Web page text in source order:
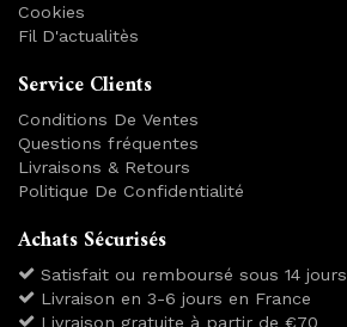
Cookies
Fil D'actualitès
Service Clients
Conditions De Ventes
Questions fréquentes
Livraisons & Retours
Politique De Confidentialité
Achats Sécurisés
Satisfait ou remboursé sous 14 jours
Livraison en 3-6 jours en France
Livraison gratuite à partir de €70